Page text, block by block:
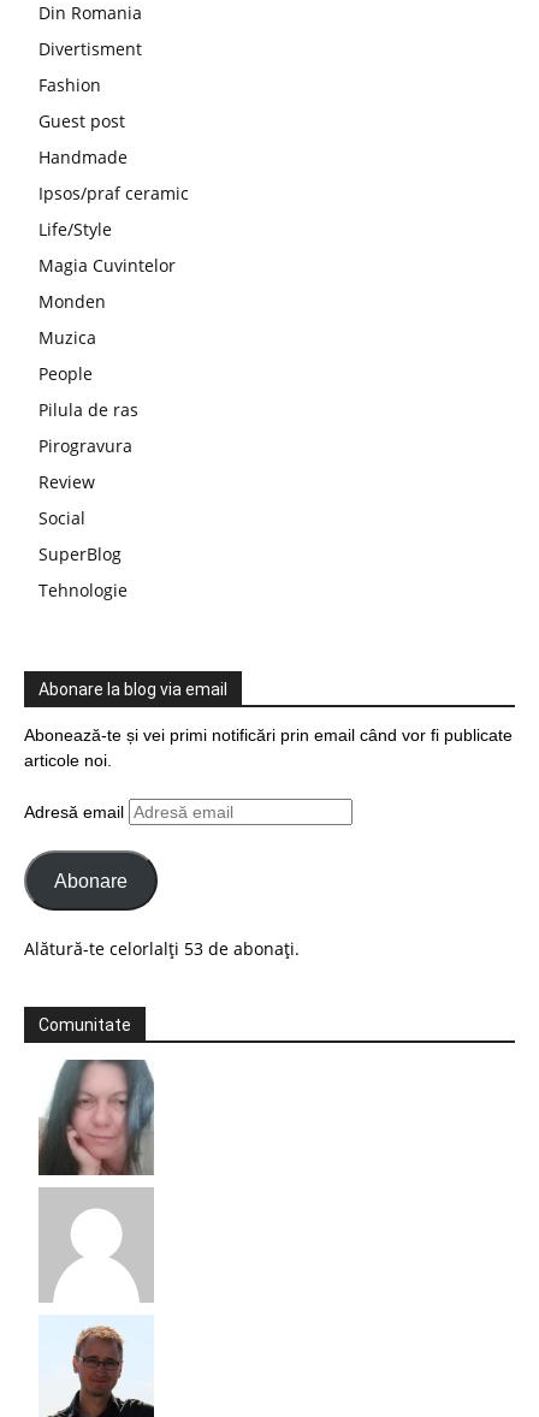
Din Romania
Divertisment
Fashion
Guest post
Handmade
Ipsos/praf ceramic
Life/Style
Magia Cuvintelor
Monden
Muzica
People
Pilula de ras
Pirogravura
Review
Social
SuperBlog
Tehnologie
Abonare la blog via email
Abonează-te și vei primi notificări prin email când vor fi publicate
articole noi.
Adresă email
Abonare
Alătură-te celorlalți 53 de abonați.
Comunitate